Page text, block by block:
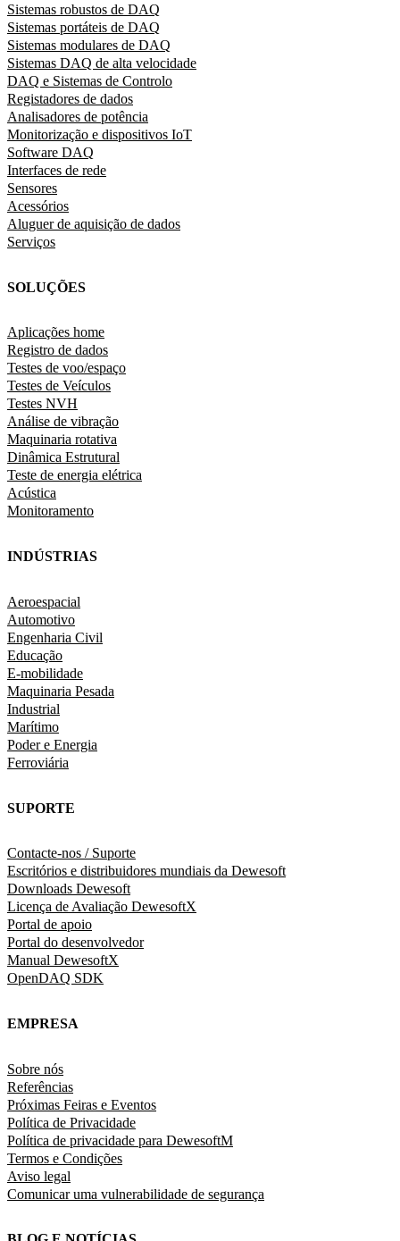
Sistemas robustos de DAQ
Sistemas portáteis de DAQ
Sistemas modulares de DAQ
Sistemas DAQ de alta velocidade
DAQ e Sistemas de Controlo
Registadores de dados
Analisadores de potência
Monitorização e dispositivos IoT
Software DAQ
Interfaces de rede
Sensores
Acessórios
Aluguer de aquisição de dados
Serviços
SOLUÇÕES
Aplicações home
Registro de dados
Testes de voo/espaço
Testes de Veículos
Testes NVH
Análise de vibração
Maquinaria rotativa
Dinâmica Estrutural
Teste de energia elétrica
Acústica
Monitoramento
INDÚSTRIAS
Aeroespacial
Automotivo
Engenharia Civil
Educação
E-mobilidade
Maquinaria Pesada
Industrial
Marítimo
Poder e Energia
Ferroviária
SUPORTE
Contacte-nos / Suporte
Escritórios e distribuidores mundiais da Dewesoft
Downloads Dewesoft
Licença de Avaliação DewesoftX
Portal de apoio
Portal do desenvolvedor
Manual DewesoftX
OpenDAQ SDK
EMPRESA
Sobre nós
Referências
Próximas Feiras e Eventos
Política de Privacidade
Política de privacidade para DewesoftM
Termos e Condições
Aviso legal
Comunicar uma vulnerabilidade de segurança